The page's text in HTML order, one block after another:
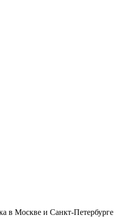
в Москве и Санкт-Петербурге